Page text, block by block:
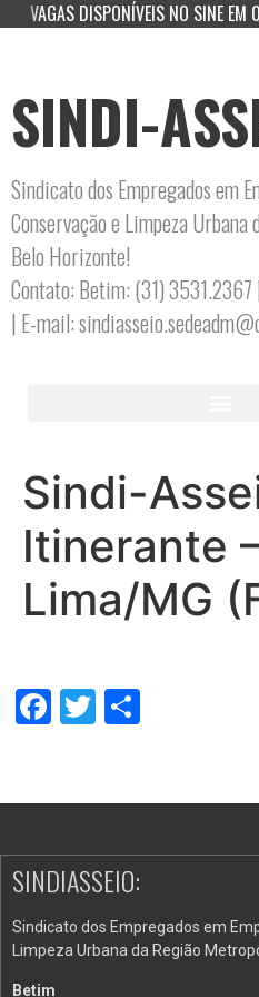
VAGAS DISPONÍVEIS NO SINE
SINDI-
Sindicato dos Empregados em
Conservação e Limpeza
Belo Horizonte!
Contato: Betim: (31)
| E-mail:
Sindi-
Itinerante
Lima/MG
Facebook
Twitter
SINDIASSEIO:
Sindicato dos Empregados em
Limpeza Urbana da Região
Betim